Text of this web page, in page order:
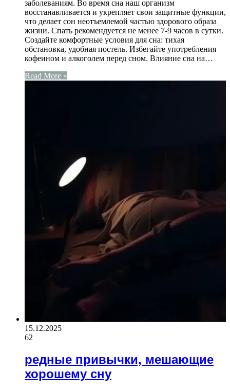
заболеваниям. Во время сна наш организм
восстанавливается и укрепляет свои защитные функции,
что делает сон неотъемлемой частью здорового образа
жизни. Спать рекомендуется не менее 7-9 часов в сутки.
Создайте комфортные условия для сна: тихая
обстановка, удобная постель. Избегайте употребления
кофеином и алкоголем перед сном. Влияние сна на…
Read More »
15.12.2025
62
редные привычки, мешающие
хорошему сну